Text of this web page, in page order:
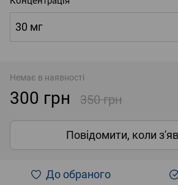
30 мг
Немає в наявності
300 грн 350 грн
Повідомити, коли
До обраного